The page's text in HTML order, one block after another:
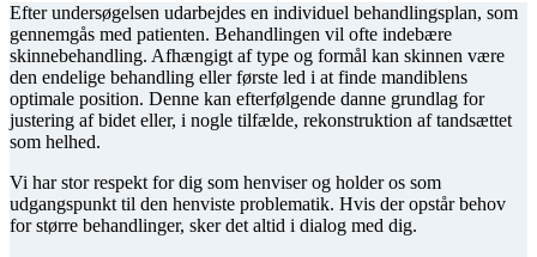
Efter undersøgelsen udarbejdes en individuel behandlingsplan, som
gennemgås med patienten. Behandlingen vil ofte indebære
skinnebehandling. Afhængigt af type og formål kan skinnen være
den endelige behandling eller første led i at finde mandiblens
optimale position. Denne kan efterfølgende danne grundlag for
justering af bidet eller, i nogle tilfælde, rekonstruktion af tandsættet
som helhed.
Vi har stor respekt for dig som henviser og holder os som
udgangspunkt til den henviste problematik. Hvis der opstår behov
for større behandlinger, sker det altid i dialog med dig.